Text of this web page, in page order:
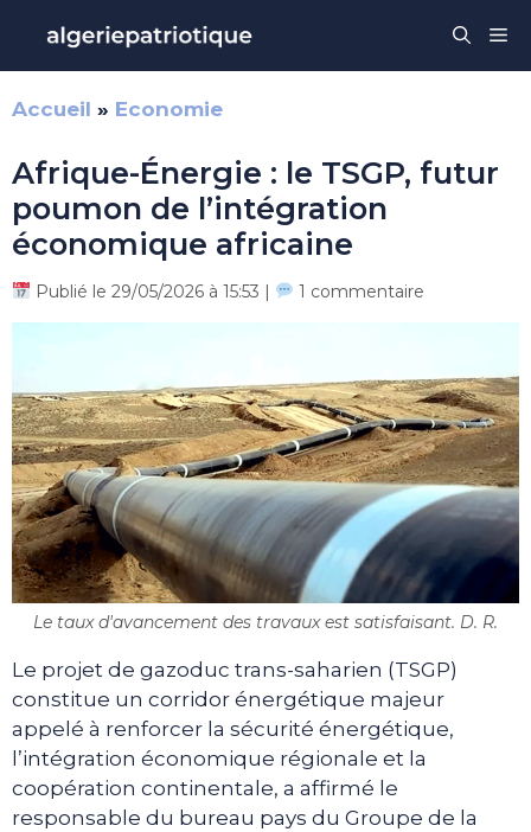
contenu
Accueil » Economie
Afrique-Énergie : le TSGP, futur
poumon de l’intégration
économique africaine
Publié le 29/05/2026 à 15:53 | 1 commentaire
Le taux d'avancement des travaux est satisfaisant. D. R.
Le projet de gazoduc trans-saharien (TSGP)
constitue un corridor énergétique majeur
appelé à renforcer la sécurité énergétique,
l’intégration économique régionale et la
coopération continentale, a affirmé le
responsable du bureau pays du Groupe de la